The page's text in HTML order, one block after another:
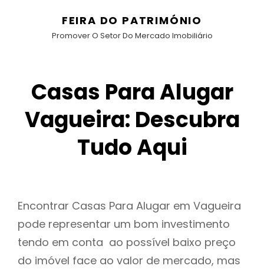
FEIRA DO PATRIMÓNIO
Promover O Setor Do Mercado Imobiliário
Casas Para Alugar
Vagueira: Descubra
Tudo Aqui
Encontrar Casas Para Alugar em Vagueira
pode representar um bom investimento
tendo em conta ao possível baixo preço
do imóvel face ao valor de mercado, mas